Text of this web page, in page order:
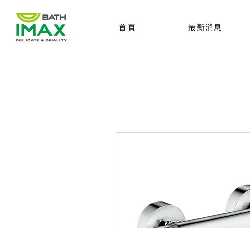
首頁 最新消息